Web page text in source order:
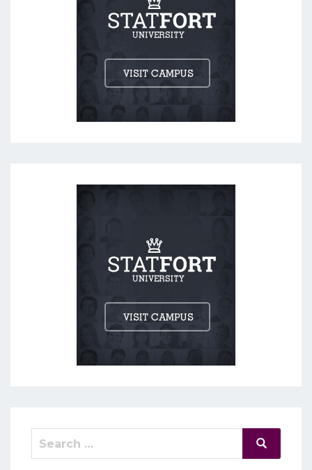
Search
for:
Search